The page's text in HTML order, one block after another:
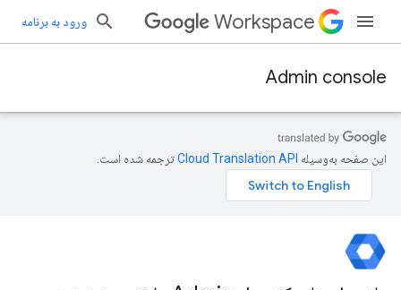
Workspace ورود به برنامه
Admin console
این صفحه به‌وسیله ترجمه شده است.